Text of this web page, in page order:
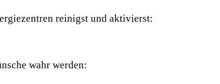
reinigst und aktivierst:
wahr werden: